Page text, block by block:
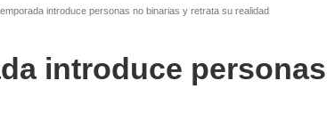
introduce personas no binarias y retrata su realidad
introduce personas